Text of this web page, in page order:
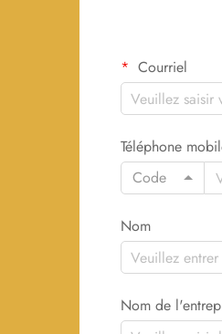
Courriel
Téléphone
Code
Nom
Nom de